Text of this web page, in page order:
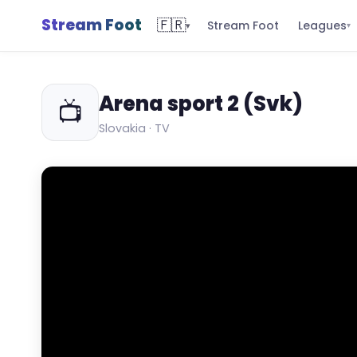
Stream Foot 🇫🇷▾ Stream Foot Leagues▾
📺 Arena sport 2 (Svk)
Slovakia · TV